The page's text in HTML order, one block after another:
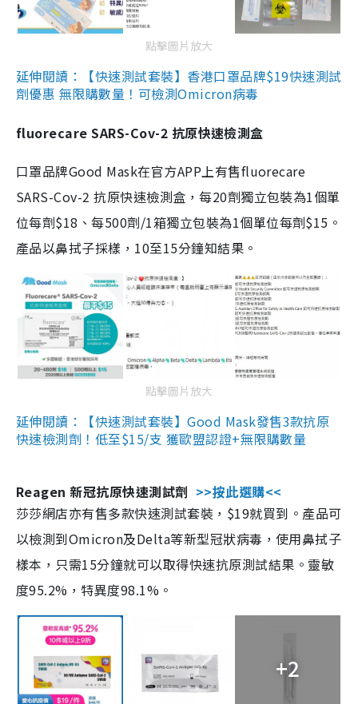
點擊圖片放大
延伸閱讀：【快速測試套裝】香港口罩品牌$19快速測試
劑優惠 無限購數量！可檢測Omicron病毒
fluorecare SARS-Cov-2 抗原快速檢測盒
口罩品牌Good Mask在官方APP上有售fluorecare
SARS-Cov-2 抗原快速檢測盒，每20劑獨立包裝為1個單
位每劑$18、每500劑/1箱獨立包裝為1個單位每劑$15。
產品以鼻拭子採樣，10至15分鐘知結果。
點擊圖片放大
延伸閱讀：【快速測試套裝】Good Mask發售3款抗原
快速檢測劑！低至$15/支 獲歐盟認證+無限購數量
Reagen 新冠抗原快速測試劑 >>按此選購<<
莎莎網店亦有售多款快速測試套裝，$19就買到。產品可
以檢測到Omicron及Delta等新型冠狀病毒，使用鼻拭子
樣本，只需15分鐘就可以取得快速抗原測試結果。靈敏
度95.2%，特異度98.1%。
+2